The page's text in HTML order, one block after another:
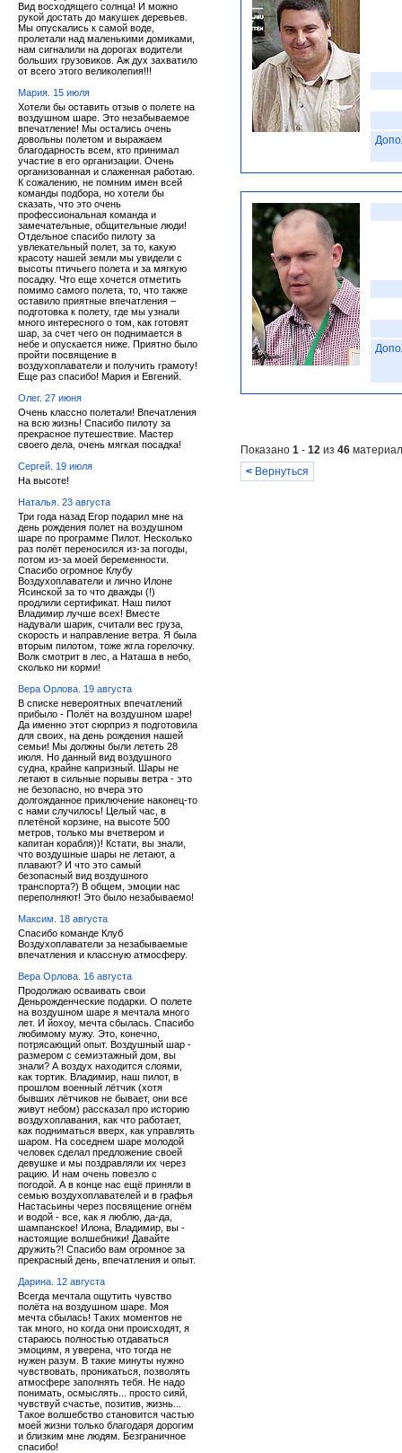
Вид восходящего солнца! И можно
рукой достать до макушек деревьев.
Мы опускались к самой воде,
пролетали над маленькими домиками,
нам сигналили на дорогах водители
больших грузовиков. Аж дух захватило
от всего этого великолепия!!!
Мария. 15 июля
Хотели бы оставить отзыв о полете на
воздушном шаре. Это незабываемое
впечатление! Мы остались очень
довольны полетом и выражаем
благодарность всем, кто принимал
участие в его организации. Очень
организованная и слаженная работаю.
К сожалению, не помним имен всей
команды подбора, но хотели бы
сказать, что это очень
профессиональная команда и
замечательные, общительные люди!
Отдельное спасибо пилоту за
увлекательный полет, за то, какую
красоту нашей земли мы увидели с
высоты птичьего полета и за мягкую
посадку. Что еще хочется отметить
помимо самого полета, то, что также
оставило приятные впечатления –
подготовка к полету, где мы узнали
много интересного о том, как готовят
шар, за счет чего он поднимается в
небе и опускается ниже. Приятно было
пройти посвящение в
воздухоплаватели и получить грамоту!
Еще раз спасибо! Мария и Евгений.
Олег. 27 июня
Очень классно полетали! Впечатления
на всю жизнь! Спасибо пилоту за
прекрасное путешествие. Мастер
своего дела, очень мягкая посадка!
Сергей. 19 июля
На высоте!
Наталья. 23 августа
Три года назад Егор подарил мне на
день рождения полет на воздушном
шаре по программе Пилот. Несколько
раз полёт переносился из-за погоды,
потом из-за моей беременности.
Спасибо огромное Клубу
Воздухоплаватели и лично Илоне
Ясинской за то что дважды (!)
продлили сертификат. Наш пилот
Владимир лучше всех! Вместе
надували шарик, считали вес груза,
скорость и направление ветра. Я была
вторым пилотом, тоже жгла горелочку.
Волк смотрит в лес, а Наташа в небо,
сколько ни корми!
Вера Орлова. 19 августа
В списке невероятных впечатлений
прибыло - Полёт на воздушном шаре!
Да именно этот сюрприз я подготовила
для своих, на день рождения нашей
семьи! Мы должны были лететь 28
июля. Но данный вид воздушного
судна, крайне капризный. Шары не
летают в сильные порывы ветра - это
не безопасно, но вчера это
долгожданное приключение наконец-то
с нами случилось! Целый час, в
плетёной корзине, на высоте 500
метров, только мы вчетвером и
капитан корабля))! Кстати, вы знали,
что воздушные шары не летают, а
плавают? И что это самый
безопасный вид воздушного
транспорта?) В общем, эмоции нас
переполняют! Это было незабываемо!
Максим. 18 августа
Спасибо команде Клуб
Воздухоплаватели за незабываемые
впечатления и классную атмосферу.
Вера Орлова. 16 августа
Продолжаю осваивать свои
Деньрожденческие подарки. О полете
на воздушном шаре я мечтала много
лет. И йохоу, мечта сбылась. Спасибо
любимому мужу. Это, конечно,
потрясающий опыт. Воздушный шар -
размером с семиэтажный дом, вы
знали? А воздух находится слоями,
как тортик. Владимир, наш пилот, в
прошлом военный лётчик (хотя
бывших лётчиков не бывает, они все
живут небом) рассказал про историю
воздухоплавания, как что работает,
как подниматься вверх, как управлять
шаром. На соседнем шаре молодой
человек сделал предложение своей
девушке и мы поздравляли их через
рацию. И нам очень повезло с
погодой. А в конце нас ещё приняли в
семью воздухоплавателей и в графья
Настасьины через посвящение огнём
и водой - все, как я люблю, да-да,
шампанское! Илона, Владимир, вы -
настоящие волшебники! Давайте
дружить?! Спасибо вам огромное за
прекрасный день, впечатления и опыт.
Дарина. 12 августа
Всегда мечтала ощутить чувство
полёта на воздушном шаре. Моя
мечта сбылась! Таких моментов не
так много, но когда они происходят, я
стараюсь полностью отдаваться
эмоциям, я уверена, что тогда не
нужен разум. В такие минуты нужно
чувствовать, проникаться, позволять
атмосфере заполнять тебя. Не надо
понимать, осмыслять... просто сияй,
чувствуй счастье, позитив, жизнь...
Такое волшебство становится частью
моей жизни только благодаря дорогим
и близким мне людям. Безграничное
спасибо!
Показано 1 - 12 из 46
< Вернуться